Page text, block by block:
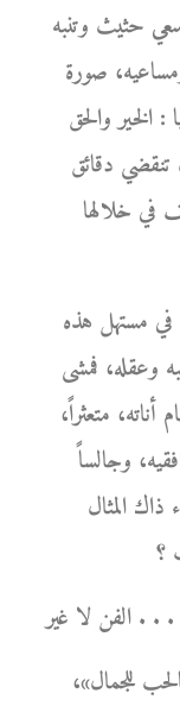
حثيث وتنبه
صورة
: الخير والحق
تنقضي دقائق
في خلالها
مستهل هذه
وعقله، فمشى
متعثراً،
وجالساً
المثال
للجمال»،